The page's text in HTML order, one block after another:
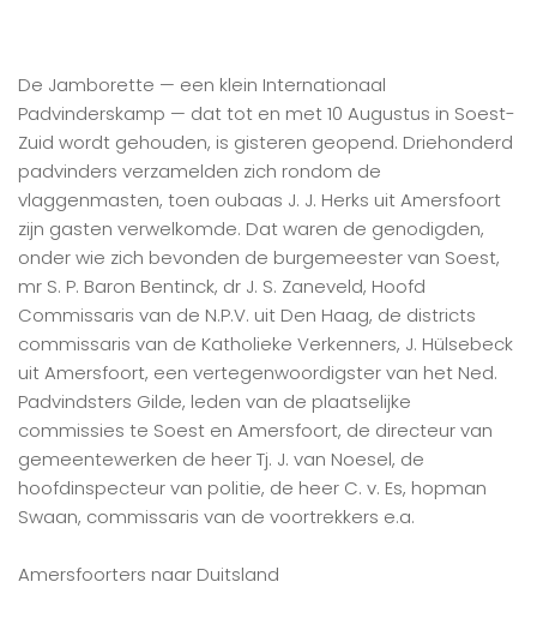
De Jamborette — een klein Internationaal
Padvinderskamp — dat tot en met 10 Augustus in Soest-
Zuid wordt gehouden, is gisteren geopend. Driehonderd
padvinders verzamelden zich rondom de
vlaggenmasten, toen oubaas J. J. Herks uit Amersfoort
zijn gasten verwelkomde. Dat waren de genodigden,
onder wie zich bevonden de burgemeester van Soest,
mr S. P. Baron Bentinck, dr J. S. Zaneveld, Hoofd
Commissaris van de N.P.V. uit Den Haag, de districts
commissaris van de Katholieke Verkenners, J. Hülsebeck
uit Amersfoort, een vertegenwoordigster van het Ned.
Padvindsters Gilde, leden van de plaatselijke
commissies te Soest en Amersfoort, de directeur van
gemeentewerken de heer Tj. J. van Noesel, de
hoofdinspecteur van politie, de heer C. v. Es, hopman
Swaan, commissaris van de voortrekkers e.a.
Amersfoorters naar Duitsland